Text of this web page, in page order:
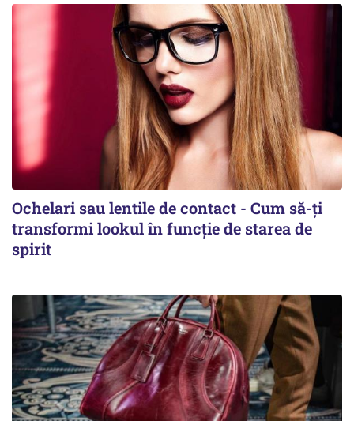
Ochelari sau lentile de contact - Cum să-ți
transformi lookul în funcție de starea de
spirit